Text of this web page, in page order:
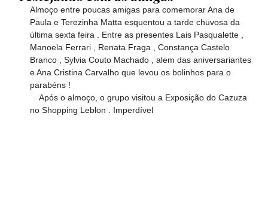
Almoço entre poucas amigas para comemorar Ana de
Paula e Terezinha Matta esquentou a tarde chuvosa da
última sexta feira . Entre as presentes Lais Pasqualette ,
Manoela Ferrari , Renata Fraga , Constança Castelo
Branco , Sylvia Couto Machado , alem das aniversariantes
e Ana Cristina Carvalho que levou os bolinhos para o
parabéns !
Após o almoço, o grupo visitou a Exposição do Cazuza
no Shopping Leblon . Imperdível